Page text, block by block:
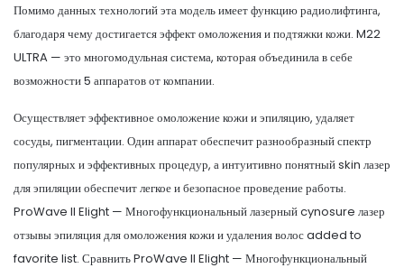
Помимо данных технологий эта модель имеет функцию радиолифтинга,
благодаря чему достигается эффект омоложения и подтяжки кожи. M22
ULTRA — это многомодульная система, которая объединила в себе
возможности 5 аппаратов от компании.
Осуществляет эффективное омоложение кожи и эпиляцию, удаляет
сосуды, пигментации. Один аппарат обеспечит разнообразный спектр
популярных и эффективных процедур, а интуитивно понятный skin лазер
для эпиляции обеспечит легкое и безопасное проведение работы.
ProWave II Elight — Многофункциональный лазерный cynosure лазер
отзывы эпиляция для омоложения кожи и удаления волос added to
favorite list. Сравнить ProWave II Elight — Многофункциональный